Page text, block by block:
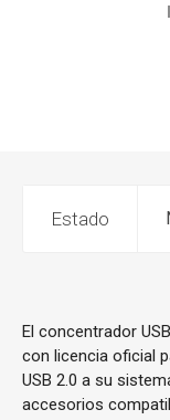
Estado
El concentrador
con licencia oficial
USB 2.0 a su
accesorios